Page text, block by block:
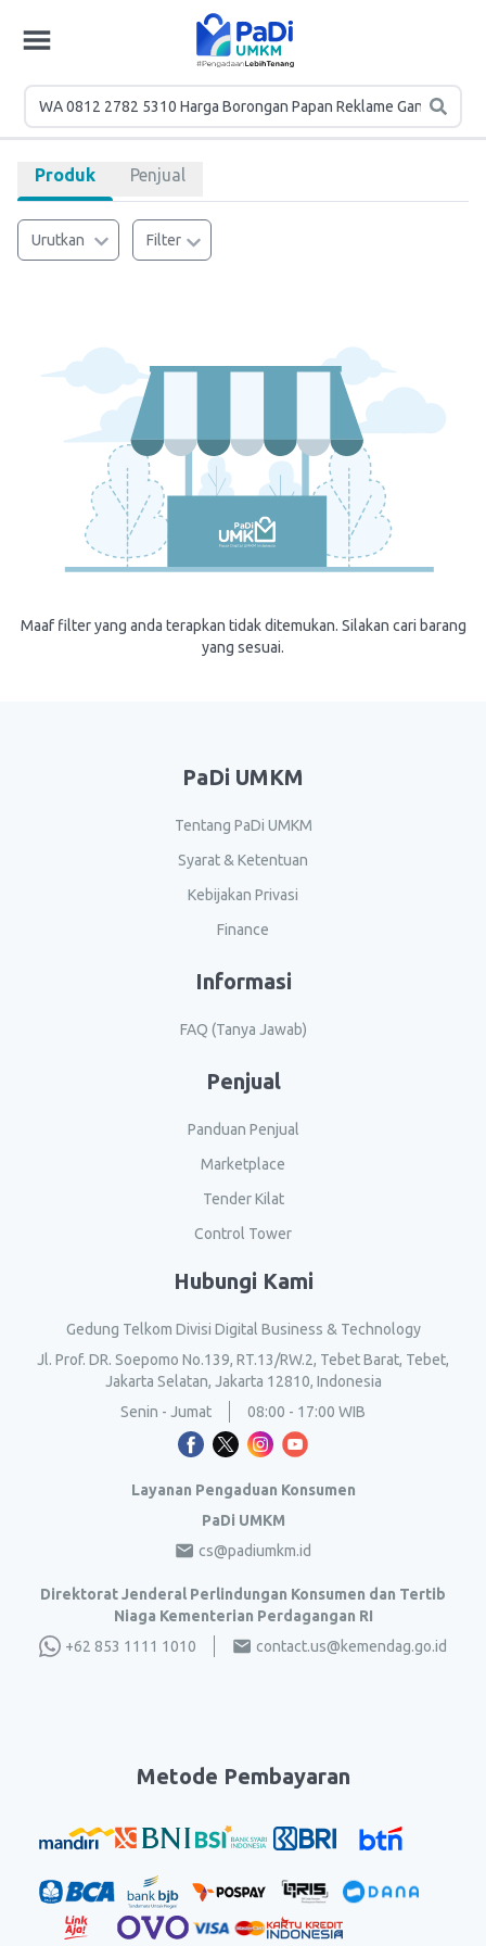
Produk Penjual
Urutkan Filter
Maaf filter yang anda terapkan tidak ditemukan. Silakan cari barang
yang sesuai.
PaDi UMKM
Tentang PaDi UMKM
Syarat & Ketentuan
Kebijakan Privasi
Finance
Informasi
FAQ (Tanya Jawab)
Penjual
Panduan Penjual
Marketplace
Tender Kilat
Control Tower
Hubungi Kami
Gedung Telkom Divisi Digital Business & Technology
Jl. Prof. DR. Soepomo No.139, RT.13/RW.2, Tebet Barat, Tebet,
Jakarta Selatan, Jakarta 12810, Indonesia
Senin - Jumat
08:00 - 17:00 WIB
Layanan Pengaduan Konsumen
PaDi UMKM
cs@padiumkm.id
Direktorat Jenderal Perlindungan Konsumen dan Tertib
Niaga Kementerian Perdagangan RI
+62 853 1111 1010
contact.us@kemendag.go.id
Metode Pembayaran